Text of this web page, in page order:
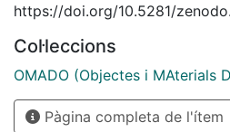
https://doi.org/10.5281/
Col·leccions
OMADO (Objectes i MAterials
Pàgina completa de l'ítem